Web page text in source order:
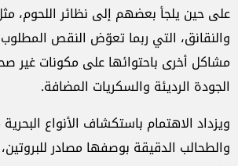
على حين يلجأ بعضهم إلى نظائر اللحوم، مثل
والنقانق، التي ربما تعوّض النقص
مشاكل أخرى باحتوائها على مكونات غير
الجودة الرديئة والسكريات المضافة.
ويزداد الاهتمام باستكشاف الأنواع
والطحالب الدقيقة بوصفها مصادر